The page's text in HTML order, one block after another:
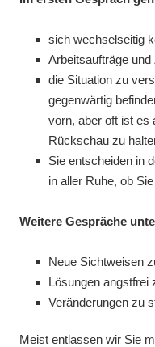
sich wechselseitig
Arbeitsaufträge
die Situation zu
gegenwärtig
vorn, aber oft ist es
Rückschau zu
Sie entscheiden in
in aller Ruhe, ob
Weitere Gespräche
Neue Sichtweisen
Lösungen angstfrei
Veränderungen zu
Meist entlassen wir Sie